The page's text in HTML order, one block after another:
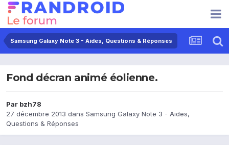
Samsung Galaxy Note 3 - Aides, Questions & Réponses
Fond décran animé éolienne.
Par bzh78
27 décembre 2013 dans Samsung Galaxy Note 3 - Aides,
Questions & Réponses